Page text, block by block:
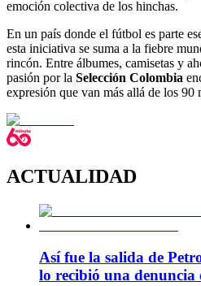
emoción colectiva de los hinchas.
En un país donde el fútbol es parte
esta iniciativa se suma a la fiebre
rincón. Entre álbumes, camisetas y
pasión por la Selección Colombia
expresión que van más allá de los 90
ACTUALIDAD
Así fue la salida de
lo recibió una denuncia